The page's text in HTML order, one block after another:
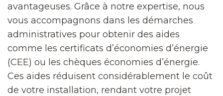
avantageuses. Grâce à notre expertise, nous
vous accompagnons dans les démarches
administratives pour obtenir des aides
comme les certificats d’économies d’énergie
(CEE) ou les chèques économies d’énergie.
Ces aides réduisent considérablement le coût
de votre installation, rendant votre projet